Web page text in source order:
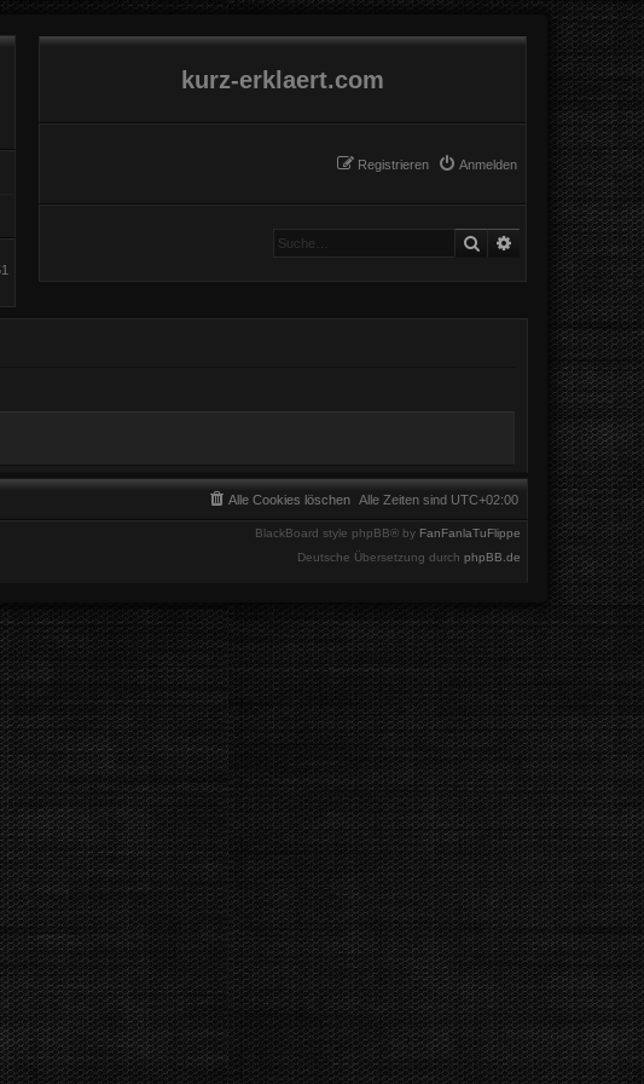
kurz-erklaert.com
Anmelden
Registrieren
Suche Erweiterte Suche
Alle Zeiten sind UTC+02:00
Alle Cookies löschen
BlackBoard style phpBB® by FanFanlaTuFlippe
Deutsche Übersetzung durch phpBB.de